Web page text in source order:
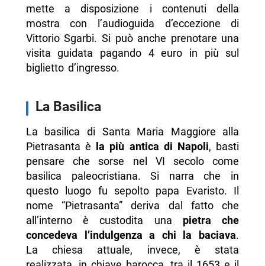
mette a disposizione i contenuti della
mostra con l’audioguida d’eccezione di
Vittorio Sgarbi. Si può anche prenotare una
visita guidata pagando 4 euro in più sul
biglietto d’ingresso.
La Basilica
La basilica di Santa Maria Maggiore alla
Pietrasanta è
la più antica di Napoli, basti
pensare che sorse nel VI secolo come
basilica paleocristiana. Si narra che in
questo luogo fu sepolto papa Evaristo. Il
nome “Pietrasanta” deriva dal fatto che
all’interno è custodita una pietra che
concedeva l’indulgenza a chi la baciava.
La chiesa attuale, invece, è stata